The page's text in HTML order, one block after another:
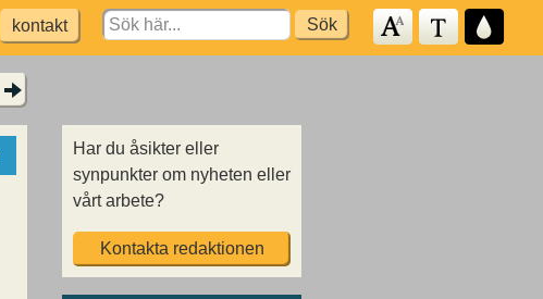
kontakt
Search
for:
Har du åsikter eller
synpunkter om nyheten eller
vårt arbete?
Kontakta redaktionen